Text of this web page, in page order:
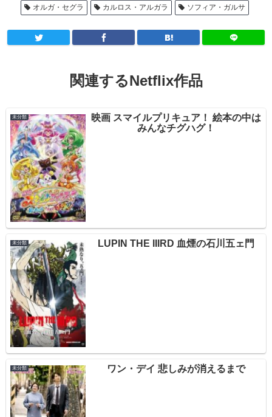
オルガ・セグラ
カルロス・アルガラ ソフィア・ガルサ
関連するNetflix作品
未分類
映画 スマイルプリキュア！ 絵本の中は
みんなチグハグ！
未分類 LUPIN THE IIIRD 血煙の石川五ェ門
未分類 ワン・デイ 悲しみが消えるまで